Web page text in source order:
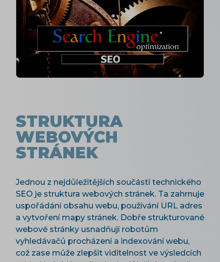
STRUKTURA
WEBOVÝCH
STRÁNEK
Jednou z nejdůležitějších součástí technického
SEO je struktura webových stránek. Ta zahrnuje
uspořádání obsahu webu, používání URL adres
a vytvoření mapy stránek. Dobře strukturované
webové stránky usnadňují robotům
vyhledávačů procházení a indexování webu,
což zase může zlepšit viditelnost ve výsledcích